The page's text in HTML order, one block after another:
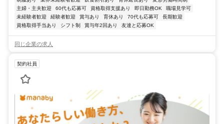
主婦・主夫歓迎
60代も応募可 資格取得支援あり 即日勤務OK
職場見学可
未経験者歓迎
経験者歓迎 賞与あり 育休あり 70代も応募可
長期歓迎
資格取得手当あり
シフト制 賞与年2回あり 友達と応募OK
同じ企業の求人
契約社員